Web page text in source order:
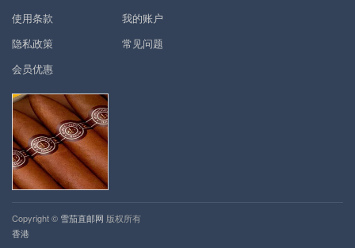
使用条款
隐私政策
会员优惠
我的账户
常见问题
Copyright © 雪茄直邮网 版权所有
香港